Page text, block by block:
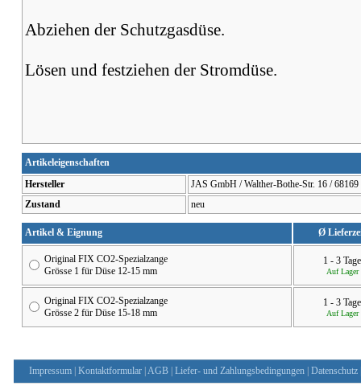
Abziehen der Schutzgasdüse.
Lösen und festziehen der Stromdüse.
Artikeleigenschaften
Hersteller
JAS GmbH / Walther-Bothe-Str. 16 /
Zustand
neu
Artikel & Eignung Ø
Original FIX CO2-Spezialzange
Grösse 1 für Düse 12-15 mm
1 - 3 Tage
Auf Lager
Original FIX CO2-Spezialzange
Grösse 2 für Düse 15-18 mm
1 - 3 Tage
Auf Lager
Impressum Kontaktformular AGB Liefer- und Zahlungsbedingungen Datenschutz